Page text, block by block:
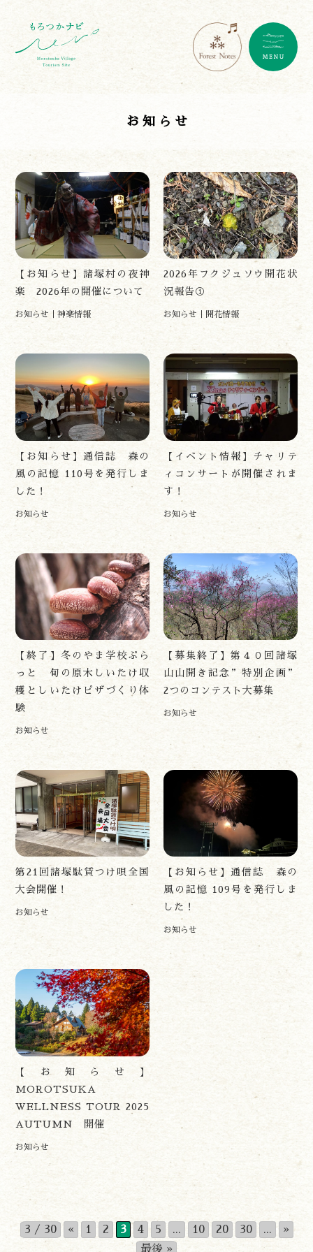
お知らせ
【お知らせ】諸塚村の夜神
楽 2026年の開催について
お知らせ 神楽情報
2026年フクジュソウ開花状
況報告①
お知らせ 開花情報
【お知らせ】通信誌 森の
風の記憶 110号を発行しま
した！
お知らせ
【イベント情報】チャリテ
ィコンサートが開催されま
す！
お知らせ
【終了】冬のやま学校ぷら
っと 旬の原木しいたけ収
穫としいたけピザづくり体
験
お知らせ
【募集終了】第４０回諸塚
山山開き記念”特別企画”
2つのコンテスト大募集
お知らせ
第21回諸塚駄賃つけ唄全国
大会開催！
お知らせ
【お知らせ】通信誌 森の
風の記憶 109号を発行しま
した！
お知らせ
【お知らせ】
MOROTSUKA
WELLNESS TOUR 2025
AUTUMN 開催
お知らせ
3 / 30 « 1 2 3 4 5 ... 10 20 30 ...
»
最後 »
やま学校
開花情報
紅葉情報
神楽情報
森の風の記憶
アクセス
お問い合わせ
諸塚村観光協会について
プライバシーポリシー
諸塚村観光協会
〒883-1301
宮崎県東臼杵郡諸塚村家代3068しいたけの館21内
TEL: 0982-65-0178